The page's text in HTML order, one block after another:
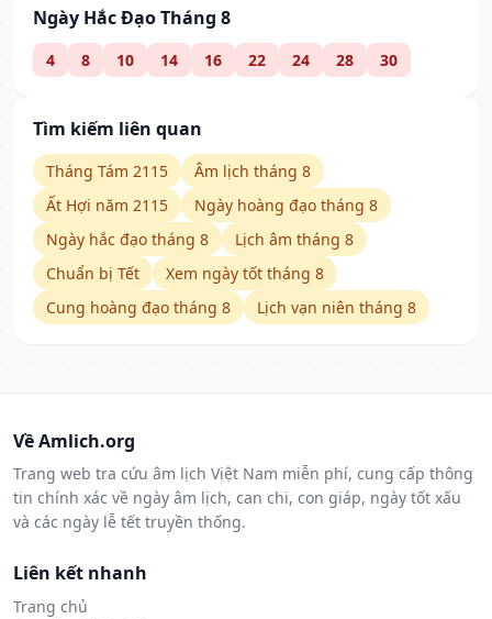
Ngày Hắc Đạo Tháng 8
4 8 10 14 16 22 24 28 30
Tìm kiếm liên quan
Tháng Tám 2115
Âm lịch tháng 8
Ất Hợi năm 2115
Ngày hoàng đạo tháng 8
Ngày hắc đạo tháng 8
Lịch âm tháng 8
Chuẩn bị Tết
Xem ngày tốt tháng 8
Cung hoàng đạo tháng 8
Lịch vạn niên tháng 8
Về Amlich.org
Trang web tra cứu âm lịch Việt Nam miễn phí, cung cấp thông
tin chính xác về ngày âm lịch, can chi, con giáp, ngày tốt xấu
và các ngày lễ tết truyền thống.
Liên kết nhanh
Trang chủ